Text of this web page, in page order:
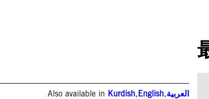
Also available in Kurdish,English,العربية